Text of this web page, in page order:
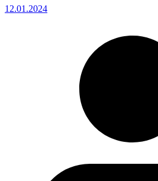
12.01.2024